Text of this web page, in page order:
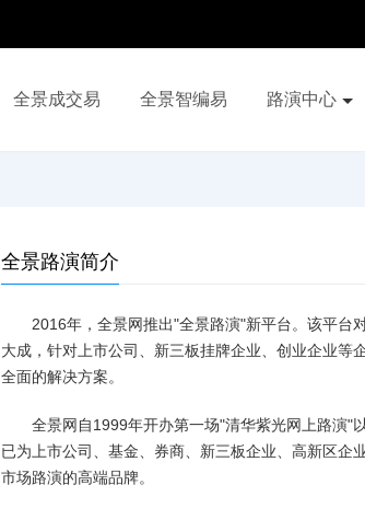
全景成交易 全景智编易 路演中心
全景路演简介
2016年，全景网推出"全景路演"新平台。该平台
大成，针对上市公司、新三板挂牌企业、创业企业等
全面的解决方案。
全景网自1999年开办第一场"清华紫光网上路演"
已为上市公司、基金、券商、新三板企业、高新区企
市场路演的高端品牌。